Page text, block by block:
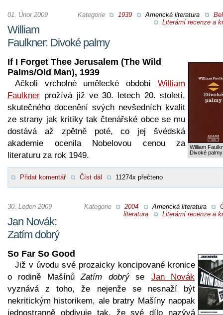
Kategorie 1939 Americká literatura
Literární recenze a
01. Únor 2009
William
Faulkner: Divoké palmy
William
Divoké palmy
If I Forget Thee Jerusalem (The Wild
Palms/Old Man), 1939
Ačkoli vrcholné umělecké období William
Faulkner prožívá již ve 30. letech 20. století,
skutečného docenění svých nevšedních kvalit
ze strany jak kritiky tak čtenářské obce se mu
dostává až zpětně poté, co jej švédská
akademie ocenila Nobelovou cenou za
literaturu za rok 1949.
Přidat komentář Číst dál 11274x přečteno
Kategorie 2004 Americká literatura
literatura
Literární recenze a
30. Leden 2009
Jan Novák:
Zatím dobrý
So Far So Good
Již v úvodu své prozaicky koncipované kronice
o rodině MašínůZatím dobrýse Jan Novák
vyznává z toho, že nejenže se nesnaží být
nekritickým historikem, ale bratry Mašíny naopak
jednostranně obdivuje tak, že své dílo nazývá